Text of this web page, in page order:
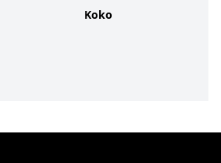
Koko